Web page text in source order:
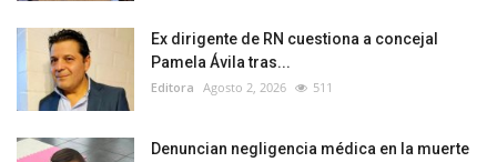
Ex dirigente de RN cuestiona a concejal
Pamela Ávila tras...
Editora Agosto 2, 2026 511
Denuncian negligencia médica en la muerte